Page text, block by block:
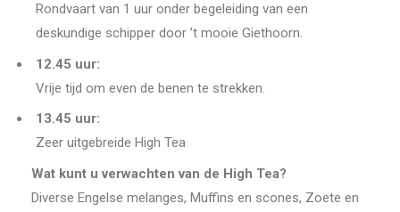
Rondvaart van 1 uur onder begeleiding van een
deskundige schipper door ’t mooie Giethoorn.
12.45 uur:
Vrije tijd om even de benen te strekken.
13.45 uur:
Zeer uitgebreide High Tea
Wat kunt u verwachten van de High Tea?
Diverse Engelse melanges, Muffins en scones, Zoete en